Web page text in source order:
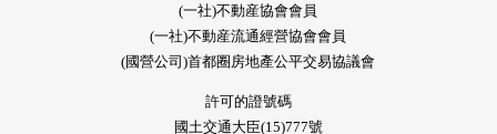
(一社)不動産協會會員
(一社)不動産流通經營協會會員
(國營公司)首都圈房地產公平交易協議會
許可的證號碼
國土交通大臣(15)777號